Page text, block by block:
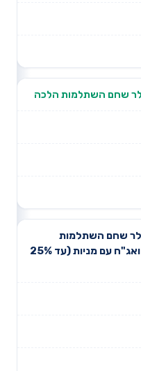
שחם השתלמות הלכה
שחם השתלמות
אשראי ואג"ח עם מניות (עד 25%